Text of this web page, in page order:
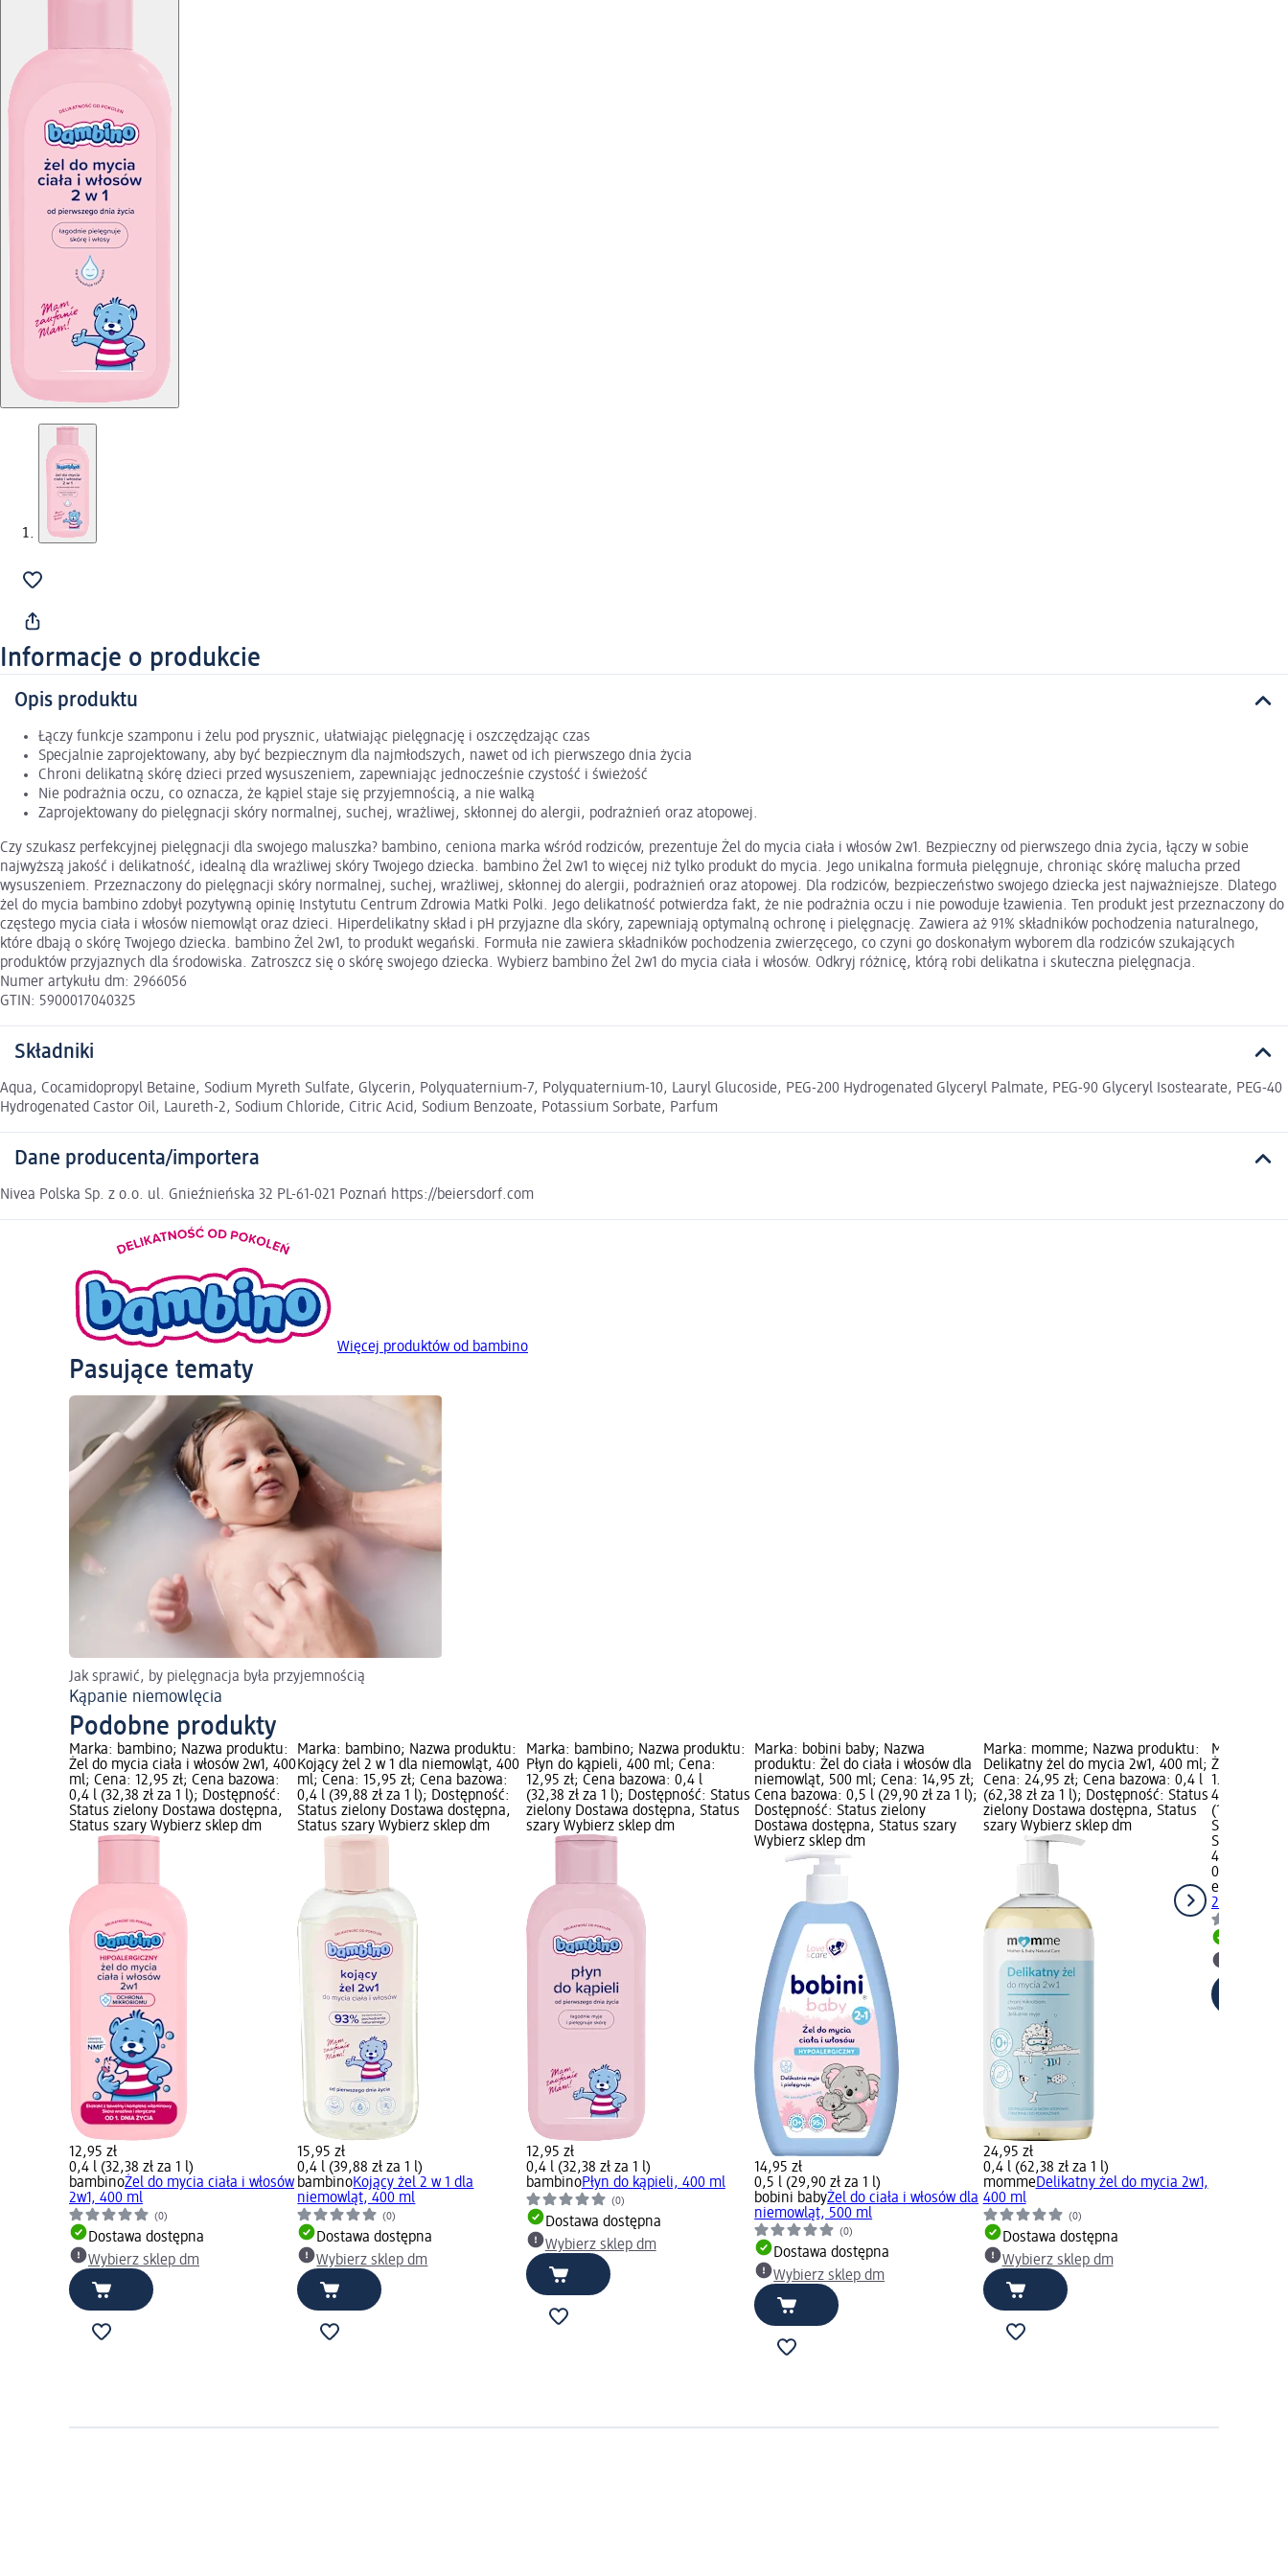
Informacje o produkcie
Opis produktu
Łączy funkcje szamponu i żelu pod prysznic, ułatwiając pielęgnację i oszczędzając czas
Specjalnie zaprojektowany, aby być bezpiecznym dla najmłodszych, nawet od ich pierwszego dnia życia
Chroni delikatną skórę dzieci przed wysuszeniem, zapewniając jednocześnie czystość i świeżość
Nie podrażnia oczu, co oznacza, że kąpiel staje się przyjemnością, a nie walką
Zaprojektowany do pielęgnacji skóry normalnej, suchej, wrażliwej, skłonnej do alergii, podrażnień oraz atopowej.
Czy szukasz perfekcyjnej pielęgnacji dla swojego maluszka? bambino, ceniona marka wśród rodziców, prezentuje Żel do mycia ciała i włosów 2w1. Bezpieczny od pierwszego dnia życia, łączy w sobie
najwyższą jakość i delikatność, idealną dla wrażliwej skóry Twojego dziecka. bambino Żel 2w1 to więcej niż tylko produkt do mycia. Jego unikalna formuła pielęgnuje, chroniąc skórę malucha przed
wysuszeniem. Przeznaczony do pielęgnacji skóry normalnej, suchej, wrażliwej, skłonnej do alergii, podrażnień oraz atopowej. Dla rodziców, bezpieczeństwo swojego dziecka jest najważniejsze. Dlatego
żel do mycia bambino zdobył pozytywną opinię Instytutu Centrum Zdrowia Matki Polki. Jego delikatność potwierdza fakt, że nie podrażnia oczu i nie powoduje łzawienia. Ten produkt jest przeznaczony do
częstego mycia ciała i włosów niemowląt oraz dzieci. Hiperdelikatny skład i pH przyjazne dla skóry, zapewniają optymalną ochronę i pielęgnację. Zawiera aż 91% składników pochodzenia naturalnego,
które dbają o skórę Twojego dziecka. bambino Żel 2w1, to produkt wegański. Formuła nie zawiera składników pochodzenia zwierzęcego, co czyni go doskonałym wyborem dla rodziców szukających
produktów przyjaznych dla środowiska. Zatroszcz się o skórę swojego dziecka. Wybierz bambino Żel 2w1 do mycia ciała i włosów. Odkryj różnicę, którą robi delikatna i skuteczna pielęgnacja.
Numer artykułu dm: 2966056
GTIN: 5900017040325
Składniki
Aqua, Cocamidopropyl Betaine, Sodium Myreth Sulfate, Glycerin, Polyquaternium-7, Polyquaternium-10, Lauryl Glucoside, PEG-200 Hydrogenated Glyceryl Palmate, PEG-90 Glyceryl Isostearate, PEG-40
Hydrogenated Castor Oil, Laureth-2, Sodium Chloride, Citric Acid, Sodium Benzoate, Potassium Sorbate, Parfum
Dane producenta/importera
Nivea Polska Sp. z o.o. ul. Gnieźnieńska 32 PL-61-021 Poznań https://beiersdorf.com
Więcej produktów od bambino
Pasujące tematy
Jak sprawić, by pielęgnacja była przyjemnością
Kąpanie niemowlęcia
Podobne produkty
Marka: bambino; Nazwa produktu:
Żel do mycia ciała i włosów 2w1, 400
ml; Cena: 12,95 zł; Cena bazowa:
0,4 l (32,38 zł za 1 l); Dostępność:
Status zielony Dostawa dostępna,
Status szary Wybierz sklep dm
12,95 zł
0,4 l (32,38 zł za 1 l)
bambinoŻel do mycia ciała i włosów
2w1, 400 ml
(0)
Dostawa dostępna
Wybierz sklep dm
Marka: bambino; Nazwa produktu:
Kojący żel 2 w 1 dla niemowląt, 400
ml; Cena: 15,95 zł; Cena bazowa:
0,4 l (39,88 zł za 1 l); Dostępność:
Status zielony Dostawa dostępna,
Status szary Wybierz sklep dm
15,95 zł
0,4 l (39,88 zł za 1 l)
bambinoKojący żel 2 w 1 dla
niemowląt, 400 ml
(0)
Dostawa dostępna
Wybierz sklep dm
Marka: bambino; Nazwa produktu:
Płyn do kąpieli, 400 ml; Cena:
12,95 zł; Cena bazowa: 0,4 l
(32,38 zł za 1 l); Dostępność: Status
zielony Dostawa dostępna, Status
szary Wybierz sklep dm
12,95 zł
0,4 l (32,38 zł za 1 l)
bambinoPłyn do kąpieli, 400 ml
(0)
Dostawa dostępna
Wybierz sklep dm
Marka: bobini baby; Nazwa
produktu: Żel do ciała i włosów dla
niemowląt, 500 ml; Cena: 14,95 zł;
Cena bazowa: 0,5 l (29,90 zł za 1 l);
Dostępność: Status zielony
Dostawa dostępna, Status szary
Wybierz sklep dm
14,95 zł
0,5 l (29,90 zł za 1 l)
bobini babyŻel do ciała i włosów dla
niemowląt, 500 ml
(0)
Dostawa dostępna
Wybierz sklep dm
Marka: momme; Nazwa produktu:
Delikatny żel do mycia 2w1, 400 ml;
Cena: 24,95 zł; Cena bazowa: 0,4 l
(62,38 zł za 1 l); Dostępność: Status
zielony Dostawa dostępna, Status
szary Wybierz sklep dm
24,95 zł
0,4 l (62,38 zł za 1 l)
mommeDelikatny żel do mycia 2w1,
400 ml
(0)
Dostawa dostępna
Wybierz sklep dm
Marka:
Żel do
1. dnia
41,95 zł;
(104,88 zł
Status
Status
41,95 zł
0,4 l
eloderm
2w1, od 1.